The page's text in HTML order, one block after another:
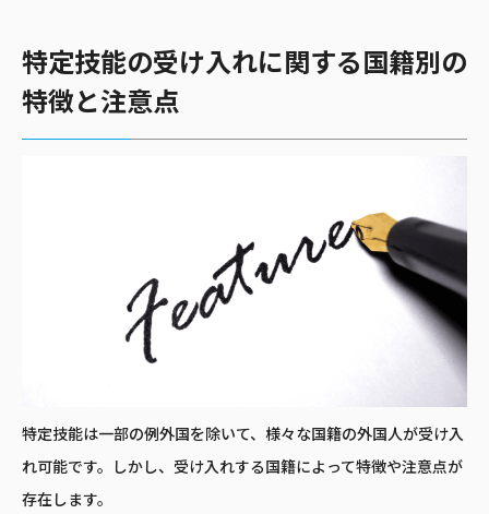
特定技能の受け入れに関する国籍別の
特徴と注意点
特定技能は一部の例外国を除いて、様々な国籍の外国人が受け入
れ可能です。しかし、受け入れする国籍によって特徴や注意点が
存在します。